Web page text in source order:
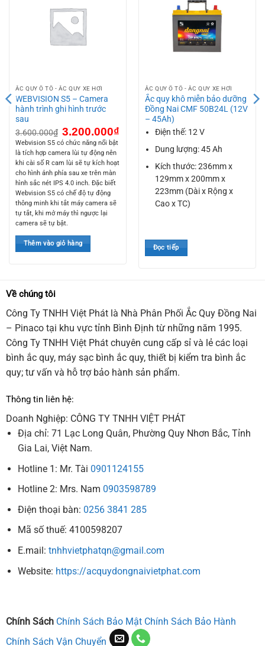
ẮC QUY Ô TÔ - ẮC QUY XE HƠI
WEBVISION S5 – Camera
hành trình ghi hình trước
sau
3.600.000₫ Giá
gốc
là:
3.600.000₫.
3.200.000₫Giá
hiện
3.200.000₫.
Webvision S5 có chức năng nổi bật
là tích hợp camera lùi tự động nên
khi cài số R cam lùi sẽ tự kích hoạt
cho hình ảnh phía sau xe trên màn
hình sắc nét IPS 4.0 inch. Đặc biết
Webvision S5 có chế độ tự động
thông minh khi tắt máy camera sẽ
tự tắt, khi mở máy thì ngược lại
camera sẽ tự bật.
Thêm vào giỏ hàng
ẮC QUY Ô TÔ - ẮC QUY XE HƠI
Ắc quy khô miễn bảo dưỡng
Đồng Nai CMF 50B24L (12V
– 45Ah)
Điện thế: 12 V
Dung lượng: 45 Ah
Kích thước: 236mm x
129mm x 200mm x
223mm (Dài x Rộng x
Cao x TC)
Đọc tiếp
Về chúng tôi
Công Ty TNHH Việt Phát là Nhà Phân Phối Ắc Quy Đồng Nai
– Pinaco tại khu vực tỉnh Bình Định từ những năm 1995.
Công Ty TNHH Việt Phát chuyên cung cấp sỉ và lẻ các loại
bình ắc quy, máy sạc bình ắc quy, thiết bị kiểm tra bình ắc
quy; tư vấn và hỗ trợ bảo hành sản phẩm.
Thông tin liên hệ:
Doanh Nghiệp: CÔNG TY TNHH VIỆT PHÁT
Địa chỉ: 71 Lạc Long Quân, Phường Quy Nhơn Bắc, Tỉnh
Gia Lai, Việt Nam.
Hotline 1: Mr. Tài 0901124155
Hotline 2: Mrs. Nam 0903598789
Điện thoại bàn: 0256 3841 285
Mã số thuế: 4100598207
E.mail:tnhhvietphatqn@gmail.com
Website: https://acquydongnaivietphat.com
Chính Sách Chính Sách Bảo Mật Chính Sách Bảo Hành
Chính Sách Vận Chuyển